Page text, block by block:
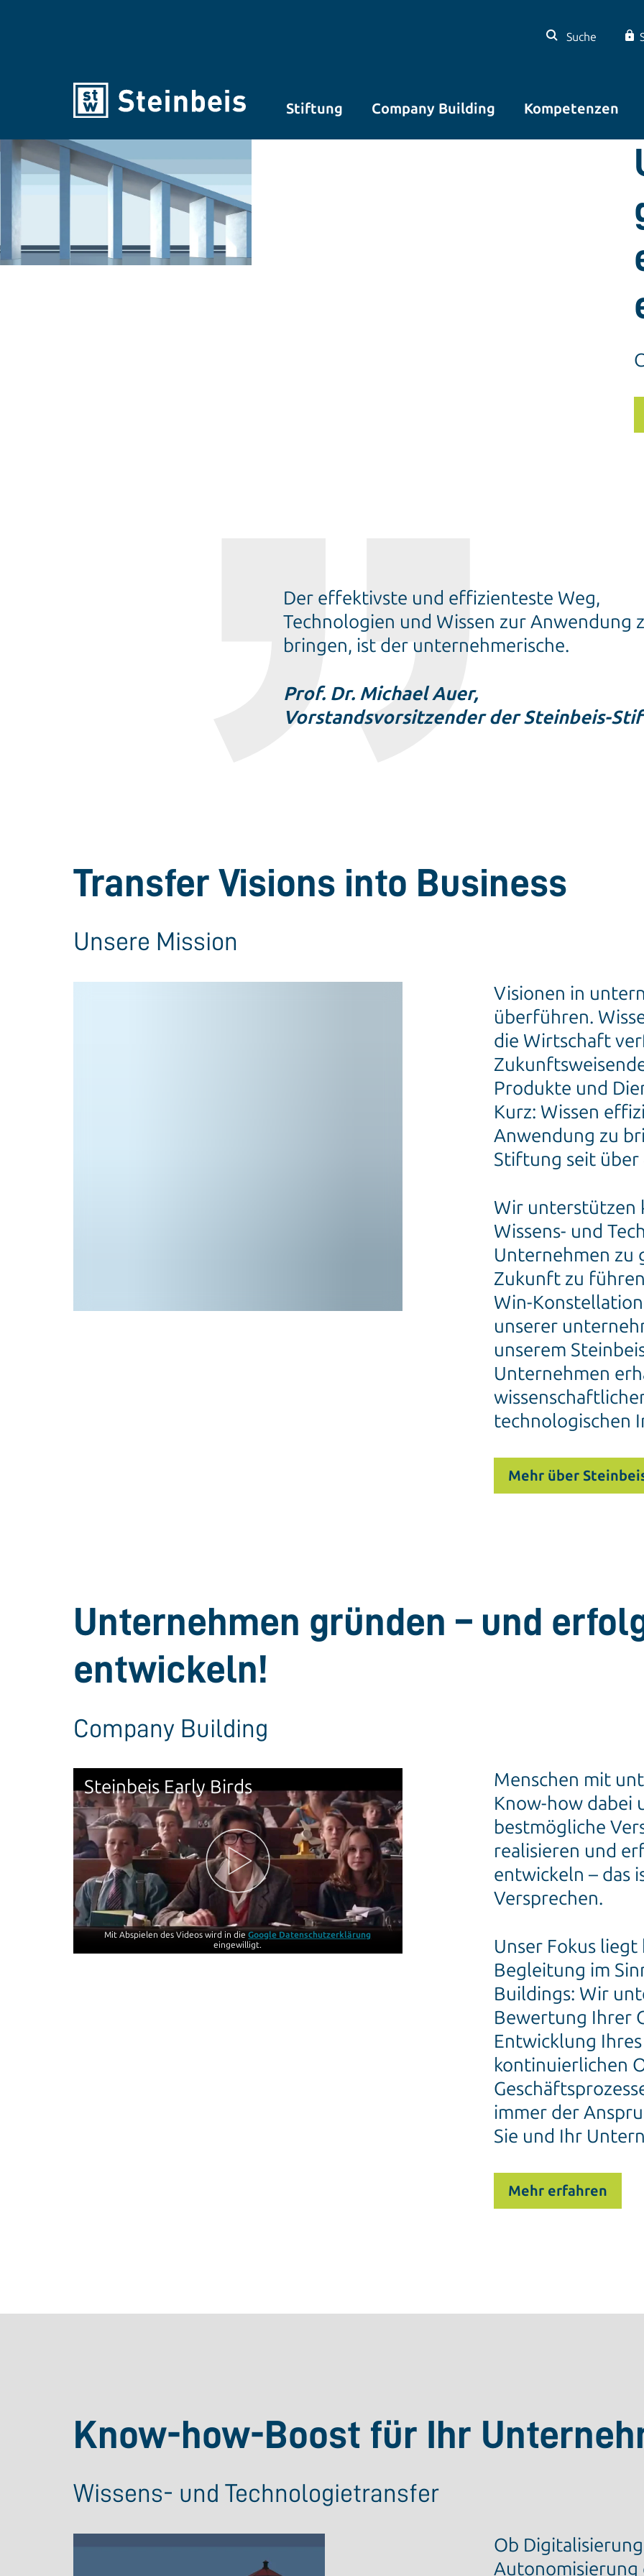
Suche
Stiftung Company Building Kompetenzen
Der effektivste und effizienteste Weg,
Technologien und Wissen zur Anwendung
bringen, ist der unternehmerische.
Prof. Dr. Michael Auer,
Vorstandsvorsitzender der Steinbeis-
Transfer Visions into Business
Unsere Mission
Visionen in
überführen.
die Wirtschaft
Produkte und
Kurz: Wissen
Anwendung zu
Stiftung seit über
Wir unterstützen
Wissens- und
Unternehmen zu
Zukunft zu
Win-
unserer
unserem
Unternehmen
technologischen
Mehr über
Unternehmen gründen – und
entwickeln!
Company Building
Steinbeis Early Birds
Mit Abspielen des Videos wird in dieGoogle Datenschutzerklärung
eingewilligt.
Menschen mit
Know-how dabei
bestmögliche
realisieren und
entwickeln – das
Versprechen.
Unser Fokus
Begleitung im
Buildings: Wir
Bewertung Ihrer
Entwicklung
kontinuierlichen
immer der
Sie und Ihr
Mehr erfahren
Know-how-Boost für Ihr
Wissens- und Technologietransfer
Ob
Autonomisierung